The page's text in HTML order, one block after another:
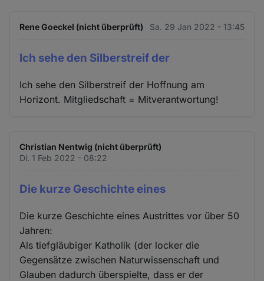
Rene Goeckel (nicht überprüft) Sa. 29 Jan 2022 - 13:45
Ich sehe den Silberstreif der
Ich sehe den Silberstreif der Hoffnung am
Horizont. Mitgliedschaft = Mitverantwortung!
Christian Nentwig (nicht überprüft)
Di. 1 Feb 2022 - 08:22
Die kurze Geschichte eines
Die kurze Geschichte eines Austrittes vor über 50
Jahren:
Als tiefgläubiger Katholik (der locker die
Gegensätze zwischen Naturwissenschaft und
Glauben dadurch überspielte, dass er der